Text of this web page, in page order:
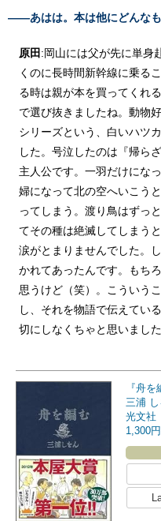
『舟を
三浦 し
光文社
1,300
――あはは。本は他にどんなも
原田 :岡山には父が先に単身
くのに長時間新幹線に乗る
る時は親が本を買ってくれ
で選び抜きましたね。動物
シリーズという、白いハツ
した。号泣したのは『帰ら
主人公です。一羽だけにな
婦になって北の空へいこう
ってしまう。渡り鳥はずっ
てその種は絶滅してしまう
涙がとまりませんでした。
かれてあったんです。もち
思うけど（笑）。こういう
し、それを物語で伝えてい
切にしなくちゃと思いました